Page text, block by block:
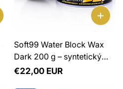
Soft99 Water Block Wax
Dark 200 g – syntetický
vosk na tmavé laky
Normálna
€22,00 EUR